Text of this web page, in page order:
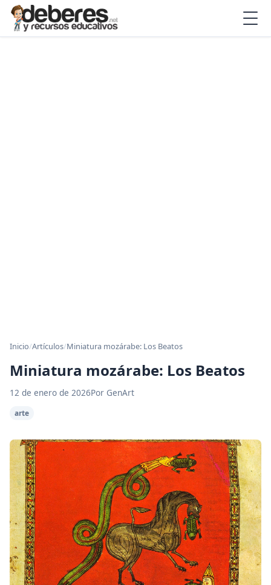
Inicio/Artículos/Miniatura mozárabe: Los Beatos
Miniatura mozárabe: Los Beatos
12 de enero de 2026Por GenArt
arte